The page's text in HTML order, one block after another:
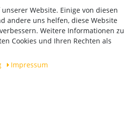
Website. Einige von diesen
andere uns helfen, diese Website
Weitere Informationen zu
Cookies und Ihren Rechten als
Impressum